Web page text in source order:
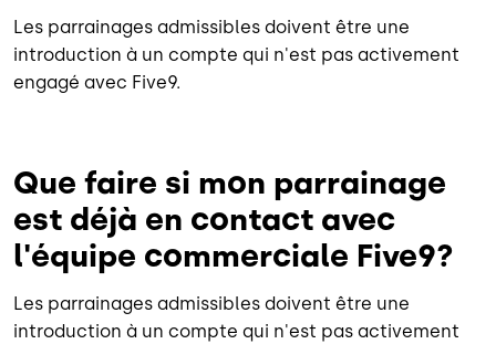
Les parrainages admissibles doivent être une
introduction à un compte qui n'est pas activement
engagé avec Five9.
Que faire si mon parrainage
est déjà en contact avec
l'équipe commerciale Five9?
Les parrainages admissibles doivent être une
introduction à un compte qui n'est pas activement